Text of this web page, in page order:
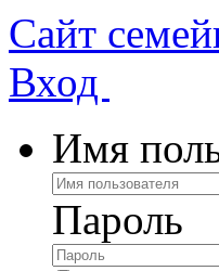
Сайт
Вход
Имя
Пароль